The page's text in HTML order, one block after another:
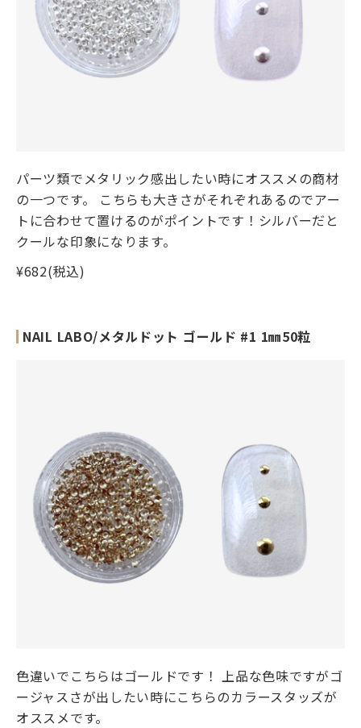
パーツ類でメタリック感出したい時にオススメの商材
の一つです。 こちらも大きさがそれぞれあるのでアー
トに合わせて置けるのがポイントです！シルバーだと
クールな印象になります。
¥682(税込)
NAIL LABO/メタルドット ゴールド #1 1㎜50粒
色違いでこちらはゴールドです！ 上品な色味ですがゴ
ージャスさが出したい時にこちらのカラースタッズが
オススメです。